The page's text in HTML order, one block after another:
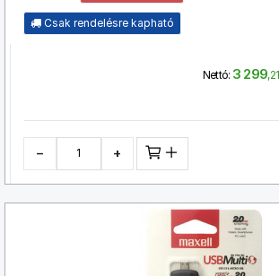
Csak rendelésre kapható
Nettó: 3 299,21
− +